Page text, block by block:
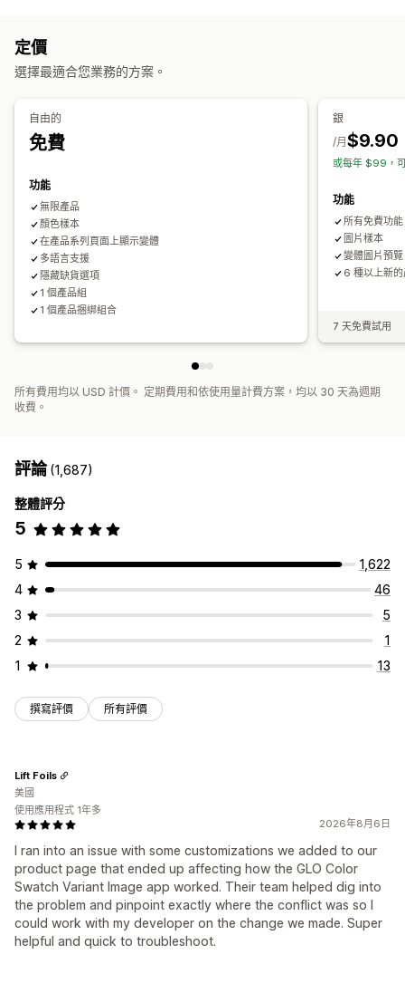
定價
動態定價 附加元件
庫存不足提醒
自動更新
自訂套裝組合
定價
選擇最適合您業務的方案。
自由的
免費
功能
無限產品
顏色樣本
在產品系列頁面上顯示變體
多語言支援
隱藏缺貨選項
1 個產品組
1 個產品捆綁組合
銀
$9.90
/月
或每年 $99，
功能
所有免費功能
圖片樣本
變體圖片預覽
6 種以上新
7 天免費試用
所有費用均以 USD 計價。 定期費用和依使用量計費方案，均以 30 天為週期
收費。
評論(1,687)
整體評分
5
5
1,622
4
46
3
5
2
1
1
13
撰寫評價 所有評價
2026年8月6日
I ran into an issue with some customizations we added to our
product page that ended up affecting how the GLO Color
Swatch Variant Image app worked. Their team helped dig into
the problem and pinpoint exactly where the conflict was so I
could work with my developer on the change we made. Super
helpful and quick to troubleshoot.
Lift Foils
美國
使用應用程式 1年多